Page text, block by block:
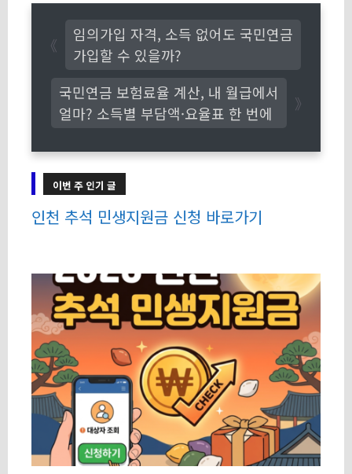
국민연금 보험료율 계산, 내 월급에서
얼마? 소득별 부담액·요율표 한 번에
임의가입 자격, 소득 없어도 국민연금
가입할 수 있을까?
이번 주 인기 글
인천 추석 민생지원금 신청 바로가기